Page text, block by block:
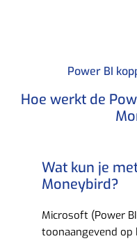
Power BI
Hoe werkt de
Wat kun je
Moneybird?​
Microsoft (Power
toonaangevend op